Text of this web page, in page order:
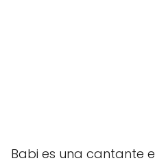
Babi es una cantante